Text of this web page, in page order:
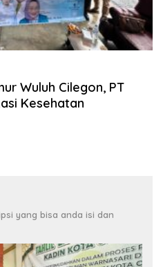
Wuluh Cilegon, PT
Kesehatan
yang bisa anda isi dan